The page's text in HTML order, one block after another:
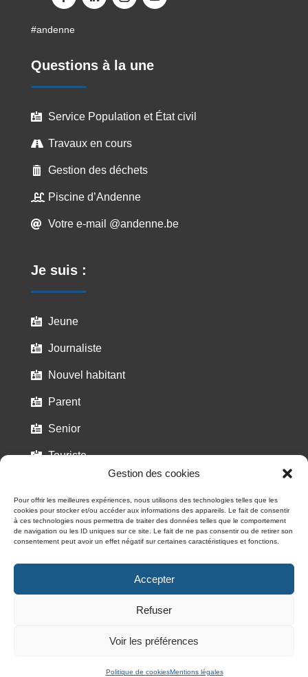
Gestion des cookies
Pour offrir les meilleures expériences, nous utilisons des technologies telles que les
cookies pour stocker et/ou accéder aux informations des appareils. Le fait de consentir
à ces technologies nous permettra de traiter des données telles que le comportement
de navigation ou les ID uniques sur ce site. Le fait de ne pas consentir ou de retirer son
consentement peut avoir un effet négatif sur certaines caractéristiques et fonctions.
Accepter
Refuser
Voir les préférences
Politique de cookiesMentions légales
#andenne
Questions à la une
 Service Population et État civil
 Travaux en cours
 Gestion des déchets
 Piscine d’Andenne
 Votre e-mail @andenne.be
Je suis :
 Jeune
 Journaliste
 Nouvel habitant
 Parent
 Senior
 Touriste
Éditeur responsable : Le Collège communal | Webmaster
: Sevice Relations publiques et Communication | © Ville
d’Andenne
Mentions légales | Politique en matière de cookies | Charte
relative à la protection des données à caractère personnel
d’accessibilité